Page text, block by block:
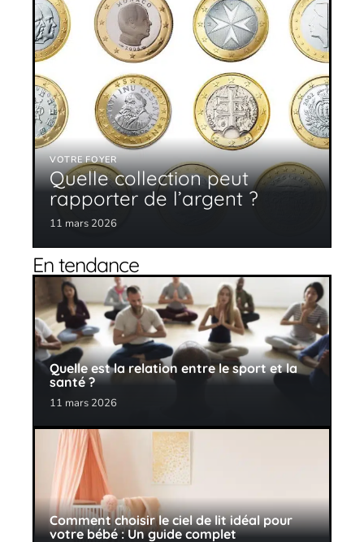
VOTRE FOYER
Quelle collection peut
rapporter de l’argent ?
11 mars 2026
En tendance
Quelle est la relation entre le sport et la
santé ?
11 mars 2026
Comment choisir le ciel de lit idéal pour
votre bébé : Un guide complet